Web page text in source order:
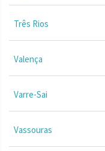
Três Rios
Valença
Varre-Sai
Vassouras